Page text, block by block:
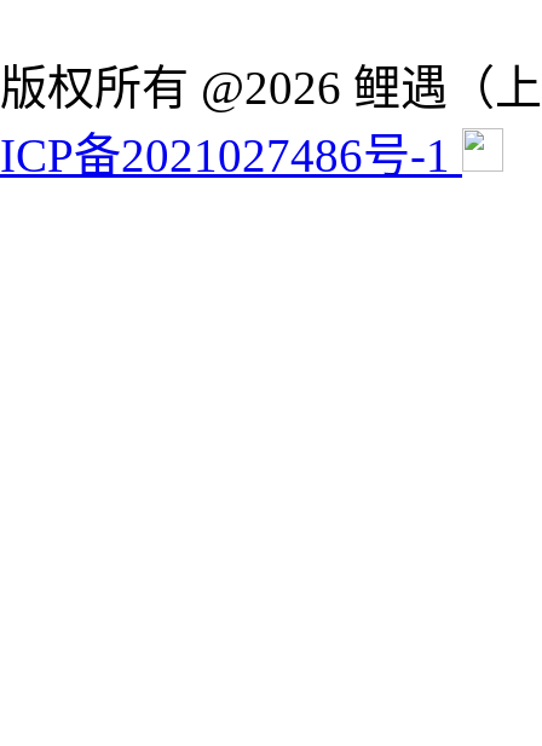
版权所有 @2026 鲤遇（
ICP备2021027486号-1